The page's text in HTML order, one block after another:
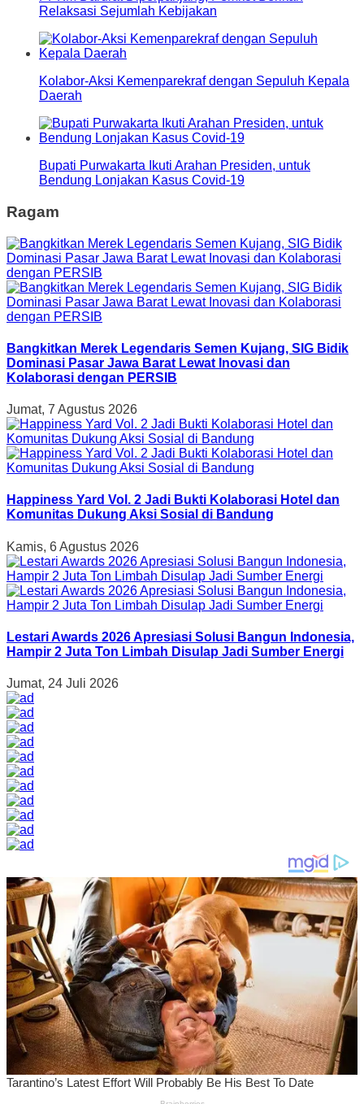
Relaksasi Sejumlah Kebijakan
Kolabor-Aksi Kemenparekraf dengan Sepuluh Kepala
Daerah
Bupati Purwakarta Ikuti Arahan Presiden, untuk
Bendung Lonjakan Kasus Covid-19
Ragam
Bangkitkan Merek Legendaris Semen Kujang, SIG Bidik
Dominasi Pasar Jawa Barat Lewat Inovasi dan
Kolaborasi dengan PERSIB
Jumat, 7 Agustus 2026
Happiness Yard Vol. 2 Jadi Bukti Kolaborasi Hotel dan
Komunitas Dukung Aksi Sosial di Bandung
Kamis, 6 Agustus 2026
Lestari Awards 2026 Apresiasi Solusi Bangun Indonesia,
Hampir 2 Juta Ton Limbah Disulap Jadi Sumber Energi
Jumat, 24 Juli 2026